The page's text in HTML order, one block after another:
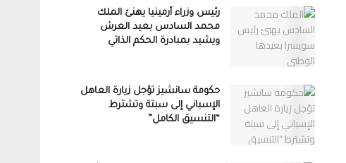
رئيس وزراء أرمينيا يهنئ الملك
محمد السادس بعيد العرش
ويشيد بمبادرة الحكم الذاتي
حكومة سانشيز تؤجل زيارة العاهل
الإسباني إلى سبتة وتشترط
“التنسيق الكامل”